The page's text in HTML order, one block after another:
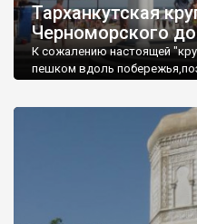
Тарханкутская
Черноморского
К сожалению настоящей
пешком вдоль